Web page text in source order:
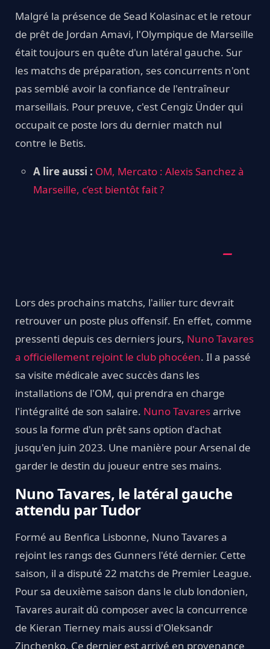
Malgré la présence de Sead Kolasinac et le retour
de prêt de Jordan Amavi, l'Olympique de Marseille
était toujours en quête d'un latéral gauche. Sur
les matchs de préparation, ses concurrents n'ont
pas semblé avoir la confiance de l'entraîneur
marseillais. Pour preuve, c'est Cengiz Ünder qui
occupait ce poste lors du dernier match nul
contre le Betis.
A lire aussi : OM, Mercato : Alexis Sanchez à
Marseille, c’est bientôt fait ?
Lors des prochains matchs, l'ailier turc devrait
retrouver un poste plus offensif. En effet, comme
pressenti depuis ces derniers jours, Nuno Tavares
a officiellement rejoint le club phocéen. Il a passé
sa visite médicale avec succès dans les
installations de l'OM, qui prendra en charge
l'intégralité de son salaire. Nuno Tavaresarrive
sous la forme d'un prêt sans option d'achat
jusqu'en juin 2023. Une manière pour Arsenal de
garder le destin du joueur entre ses mains.
Nuno Tavares, le latéral gauche
attendu par Tudor
Formé au Benfica Lisbonne, Nuno Tavares a
rejoint les rangs des Gunners l'été dernier. Cette
saison, il a disputé 22 matchs de Premier League.
Pour sa deuxième saison dans le club londonien,
Tavares aurait dû composer avec la concurrence
de Kieran Tierney mais aussi d'Oleksandr
Zinchenko. Ce dernier est arrivé en provenance